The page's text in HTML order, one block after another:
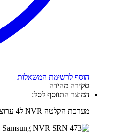
הוסף לרשימת המשאלות
סקירה מהירה
המוצר התווסף לסל:
מערכת הקלטה NVR ל4 ערוצים SAMSUNG SRN-473SP